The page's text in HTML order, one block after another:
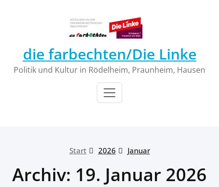
die farbechten/Die Linke
Politik und Kultur in Rödelheim, Praunheim, Hausen
Start 2026 Januar
Archiv: 19. Januar 2026